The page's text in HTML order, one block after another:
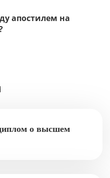
апостилем на
о высшем